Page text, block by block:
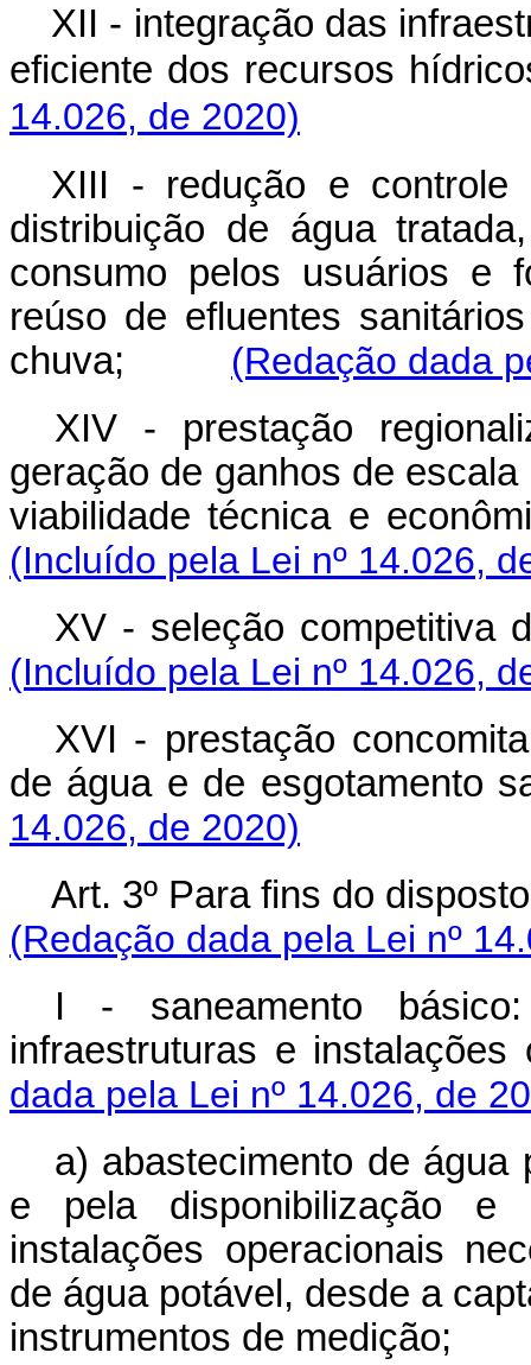
XII - integração das
eficiente dos recursos
14.026, de 2020)
XIII - redução e controle
distribuição de água
consumo pelos usuários e
reúso de efluentes
chuva;
(Redação dada
XIV - prestação
geração de ganhos de
viabilidade técnica e
(Incluído pela Lei nº 14.026,
XV - seleção competitiva
(Incluído pela Lei nº 14.026,
XVI - prestação
de água e de esgotamento
14.026, de 2020)
Art. 3º Para fins do
(Redação dada pela Lei nº
I - saneamento
infraestruturas e instalações
dada pela Lei nº 14.026, de
a) abastecimento de água
e pela disponibilização e
instalações operacionais
de água potável, desde a
instrumentos de medição;